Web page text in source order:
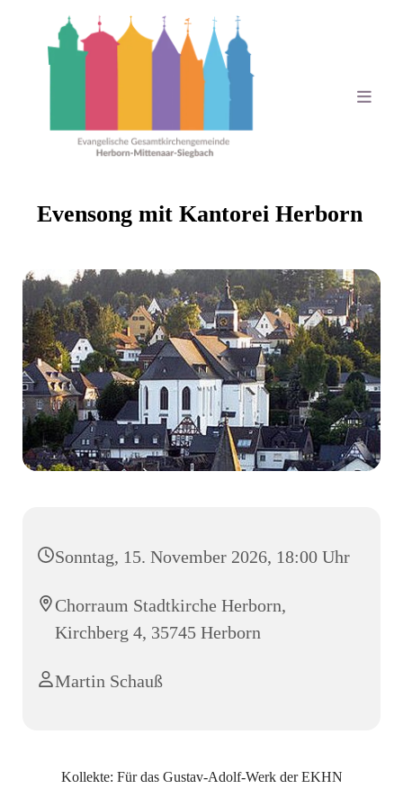
Evensong mit Kantorei Herborn
Sonntag, 15. November 2026, 18:00 Uhr
Chorraum Stadtkirche Herborn,
Kirchberg 4, 35745 Herborn
Martin Schauß
Kollekte: Für das Gustav-Adolf-Werk der EKHN